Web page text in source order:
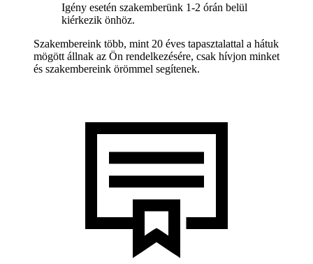
Igény esetén szakemberünk 1-2 órán belül
kiérkezik önhöz.
Szakembereink több, mint 20 éves tapasztalattal a hátuk
mögött állnak az Ön rendelkezésére, csak hívjon minket
és szakembereink örömmel segítenek.